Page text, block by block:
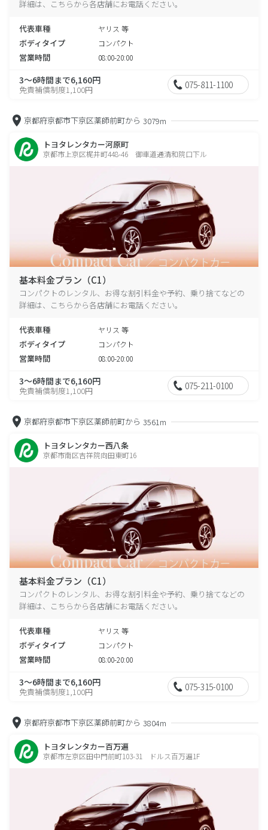
詳細は、こちらから各店舗にお電話ください。
代表車種 ヤリス 等
ボディタイプ コンパクト
営業時間 08:00-20:00
3～6時間まで6,160円
免責補償制度1,100円 075-811-1100
京都府京都市下京区薬師前町から 3079m
トヨタレンタカー河原町
京都市上京区梶井町448-46 御車道通清和院口下ル
基本料金プラン（C1）
コンパクトのレンタル、お得な割引料金や予約、乗り捨てなどの
詳細は、こちらから各店舗にお電話ください。
代表車種 ヤリス 等
ボディタイプ コンパクト
営業時間 08:00-20:00
3～6時間まで6,160円
免責補償制度1,100円 075-211-0100
京都府京都市下京区薬師前町から 3561m
トヨタレンタカー西八条
京都市南区吉祥院向田東町16
基本料金プラン（C1）
コンパクトのレンタル、お得な割引料金や予約、乗り捨てなどの
詳細は、こちらから各店舗にお電話ください。
代表車種 ヤリス 等
ボディタイプ コンパクト
営業時間 08:00-20:00
3～6時間まで6,160円
免責補償制度1,100円 075-315-0100
京都府京都市下京区薬師前町から 3804m
トヨタレンタカー百万遍
京都市左京区田中門前町103-31 ドルス百万遍1F